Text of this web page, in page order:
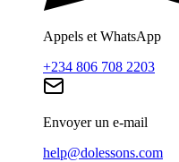
Appels et WhatsApp
+234 806 708 2203
Envoyer un e-mail
help@dolessons.com